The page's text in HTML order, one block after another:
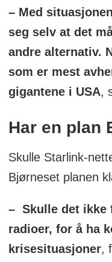
– Med
seg selv at det
andre alternativ.
som er mest
gigantene i USA,
Har en plan
Skulle Starlink-
Bjørneset planen
– Skulle det ikke
radioer, for å ha
krisesituasjoner,